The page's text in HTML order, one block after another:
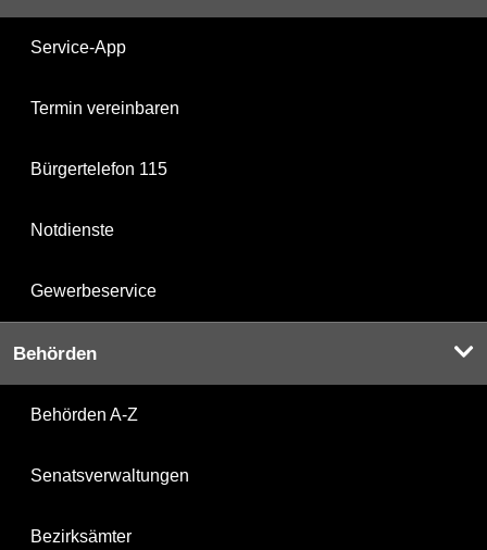
Service-App
Termin vereinbaren
Bürgertelefon 115
Notdienste
Gewerbeservice
Behörden
Behörden A-Z
Senatsverwaltungen
Bezirksämter